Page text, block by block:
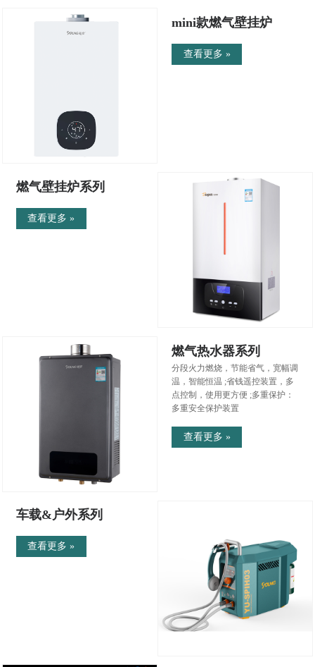
mini款燃气壁挂炉
查看更多 »
燃气壁挂炉系列
查看更多 »
燃气热水器系列
分段火力燃烧，节能省气，宽幅调
温，智能恒温 ;省钱遥控装置，多
点控制，使用更方便 ;多重保护：
多重安全保护装置
查看更多 »
车载&户外系列
查看更多 »